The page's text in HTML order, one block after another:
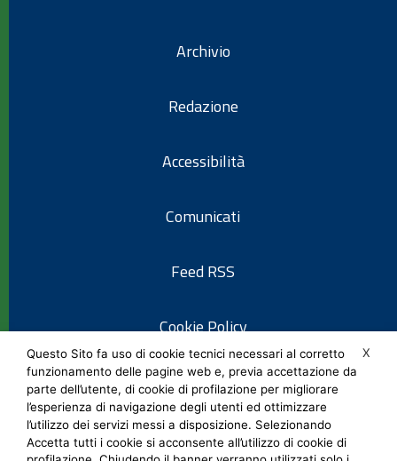
Archivio
Redazione
Accessibilità
Comunicati
Feed RSS
Cookie Policy
Informativa privacy
Note legali
X
Questo Sito fa uso di cookie tecnici necessari al corretto
funzionamento delle pagine web e, previa accettazione da
parte dell’utente, di cookie di profilazione per migliorare
l’esperienza di navigazione degli utenti ed ottimizzare
l’utilizzo dei servizi messi a disposizione. Selezionando
Accetta tutti i cookie si acconsente all’utilizzo di cookie di